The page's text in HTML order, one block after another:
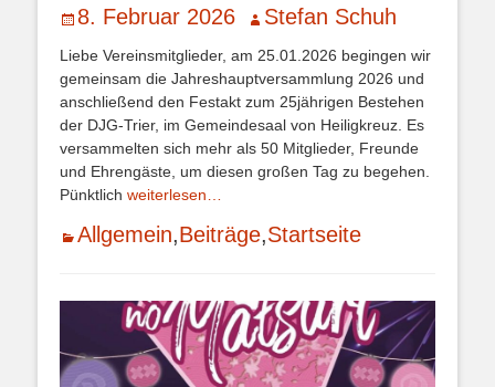
Veröffentlicht
am
8. Februar 2026 Autor
Stefan Schuh
Liebe Vereinsmitglieder, am 25.01.2026 begingen wir
gemeinsam die Jahreshauptversammlung 2026 und
anschließend den Festakt zum 25jährigen Bestehen
der DJG-Trier, im Gemeindesaal von Heiligkreuz. Es
versammelten sich mehr als 50 Mitglieder, Freunde
und Ehrengäste, um diesen großen Tag zu begehen.
Pünktlich weiterlesen…
Kategorien
Allgemein,Beiträge,Startseite